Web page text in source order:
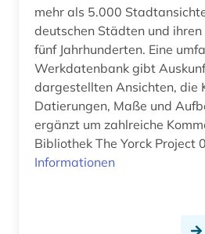
baukostenermittlung (1)
baukunst (1)
bauleistung (2)
baumangel (1)
mehr als 5.000
deutschen Städten und
fünf Jahrhunderten. Eine
Werkdatenbank gibt
dargestellten Ansichten, die
Datierungen, Maße und
ergänzt um zahlreiche
Bibliothek The Yorck Project
Informationen